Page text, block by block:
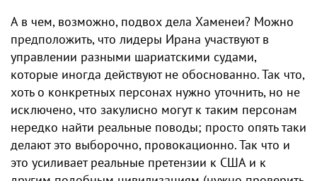
А в чем, возможно, подвох дела Хаменеи? Можно
предположить, что лидеры Ирана участвуют в
управлении разными шaриатскими судами,
которые иногда действуют не обоснованно. Так что,
хоть о конкретных персонах нужно уточнить, но не
исключено, что закулисно могут к таким персонам
нередко найти реальные поводы; просто опять таки
делают это выборочно, провокационно. Так что и
это усиливает реальные претензии к США и к​